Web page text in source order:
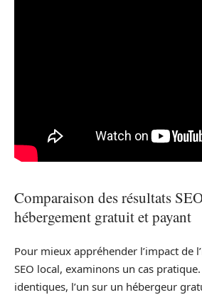
Comparaison des résultats
hébergement gratuit et payant
Pour mieux appréhender l’impact de
SEO local, examinons un cas
identiques, l’un sur un hébergeur